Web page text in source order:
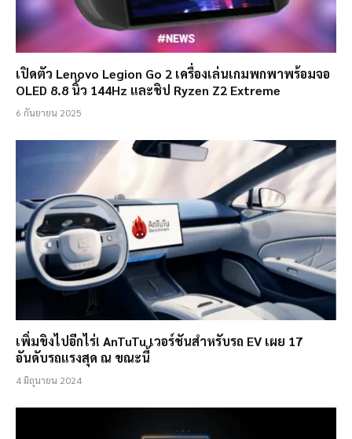
เปิดตัว Lenovo Legion Go 2 เครื่องเล่นเกมพกพาพร้อมจอ
OLED 8.8 นิ้ว 144Hz และชิป Ryzen Z2 Extreme
6 กันยายน 2025
เพิ่มขิงไปอีกไร่! AnTuTu เวอร์ชันสำหรับรถ EV เผย 17
อันดับรถแรงสุด ณ ขณะนี้
4 มิถุนายน 2024